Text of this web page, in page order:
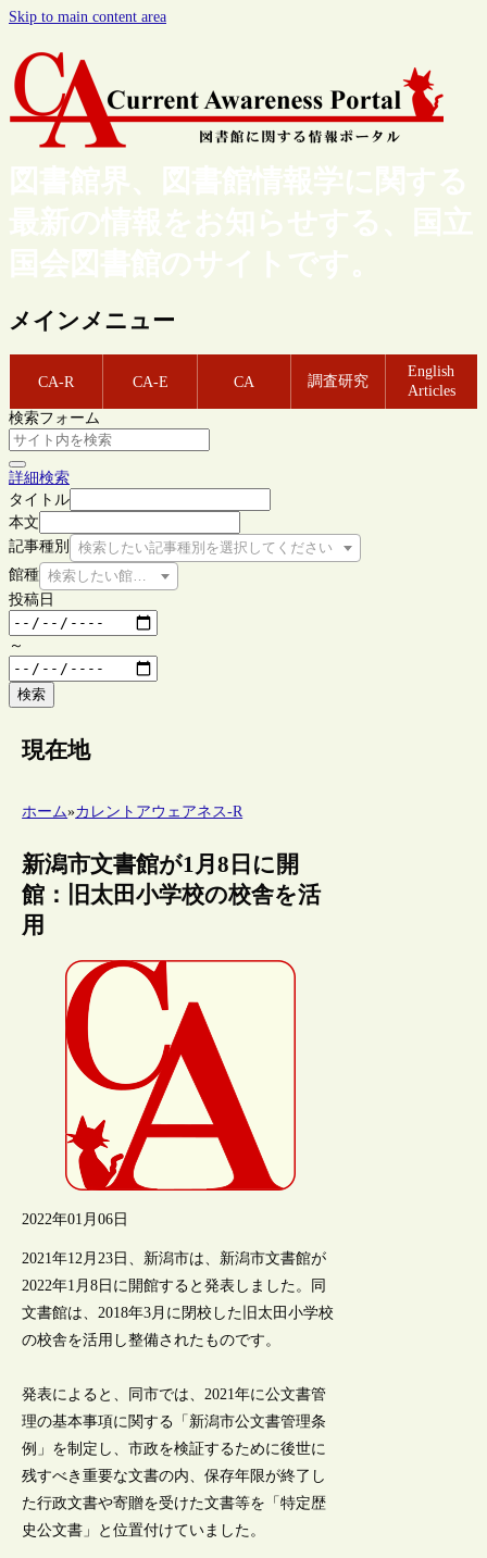
Skip to main content area
図書館界、図書館情報学に関する
最新の情報をお知らせする、国立
国会図書館のサイトです。
メインメニュー
CA-R CA-E CA 調査研究
English
Articles
検索フォーム
詳細検索
タイトル
本文
記事種別
検索したい記事種別を選択してください
館種 検索したい館種を選択してください
投稿日
～
検索
現在地
ホーム»カレントアウェアネス-R
新潟市文書館が1月8日に開
館：旧太田小学校の校舎を活
用
2022年01月06日
2021年12月23日、新潟市は、新潟市文書館が
2022年1月8日に開館すると発表しました。同
文書館は、2018年3月に閉校した旧太田小学校
の校舎を活用し整備されたものです。
発表によると、同市では、2021年に公文書管
理の基本事項に関する「新潟市公文書管理条
例」を制定し、市政を検証するために後世に
残すべき重要な文書の内、保存年限が終了し
た行政文書や寄贈を受けた文書等を「特定歴
史公文書」と位置付けていました。